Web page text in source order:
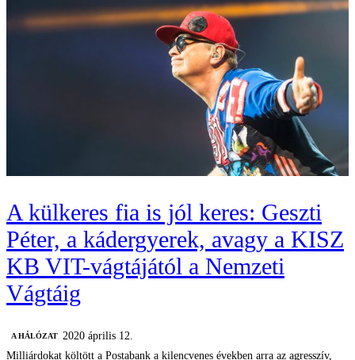
A külkeres fia is jól keres: Geszti
Péter, a kádergyerek, avagy a KISZ
KB VIT-vágtájától a Nemzeti
Vágtáig
A HÁLÓZAT
2020 április 12.
Milliárdokat költött a Postabank a kilencvenes években arra az agresszív,